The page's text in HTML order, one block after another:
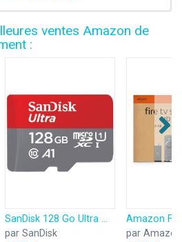
ventes Amazon de
:
SanDisk 128 Go Ultra microSDXC, Carte micro sd + adaptateur SD (Pour Smartphone et Tablette, Video Full HDD, jusqu'à 140 Mo/s, UHS-I, La performance A1, Class 10, U1)
par SanDisk
par Amazon